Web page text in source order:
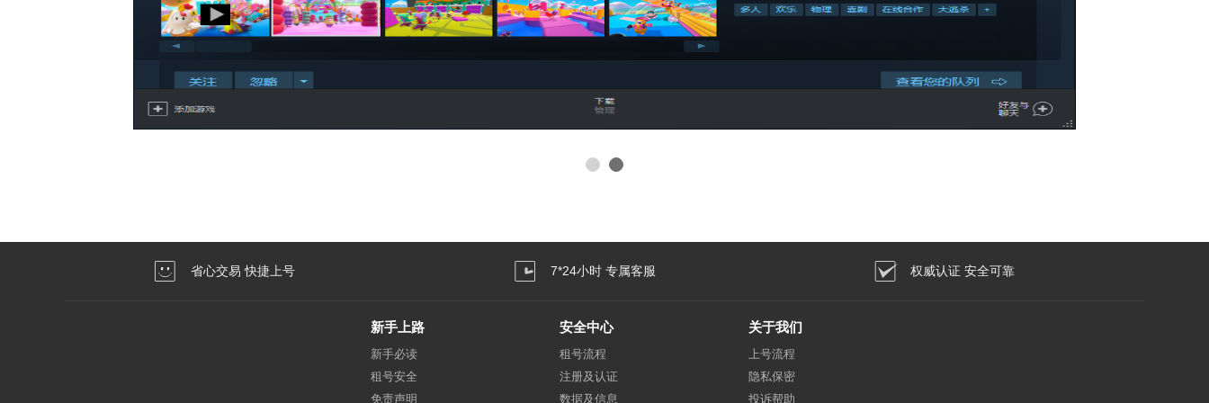
省心交易 快捷上号 7*24小时 专属客服 权威认证 安全可靠
新手上路 安全中心 关于我们
新手必读 租号流程
上号流程
租号安全
注册及认证
隐私保密
免责声明
数据及信息 投诉帮助